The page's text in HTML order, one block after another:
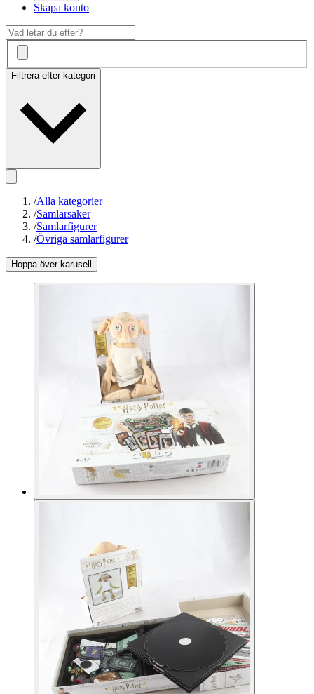
Skapa konto
Filtrera efter kategori
/Alla kategorier
/Samlarsaker
/Samlarfigurer
/Övriga samlarfigurer
Hoppa över karusell